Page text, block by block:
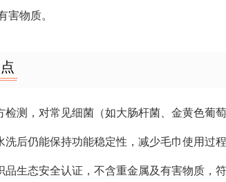
害物质。
检测，对常见细菌（如大肠杆菌、金黄色葡
洗后仍能保持功能稳定性，减少毛巾使用过
品生态安全认证，不含重金属及有害物质，符